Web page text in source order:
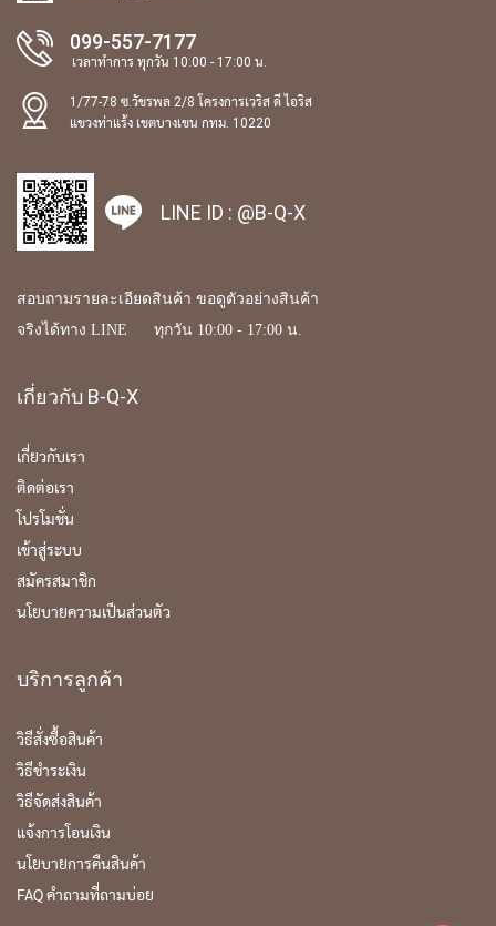
099-557-7177
เวลาทำการ ทุกวัน 10:00 - 17:00 น.
1/77-78 ซ.วัชรพล 2/8 โครงการเวริส ดี ไอริส
แขวงท่าแร้ง เขตบางเขน กทม. 10220
LINE ID : @B-Q-X
สอบถามรายละเอียดสินค้า ขอดูตัวอย่างสินค้า
จริงได้ทาง LINE ทุกวัน 10:00 - 17:00 น.
เกี่ยวกับ B-Q-X
เกี่ยวกับเรา
ติดต่อเรา
โปรโมชั่น
เข้าสู่ระบบ
สมัครสมาชิก
นโยบายความเป็นส่วนตัว
บริการลูกค้า
วิธีสั่งซื้อสินค้า
วิธีชำระเงิน
วิธีจัดส่งสินค้า
แจ้งการโอนเงิน
นโยบายการคืนสินค้า
FAQ คำถามที่ถามบ่อย